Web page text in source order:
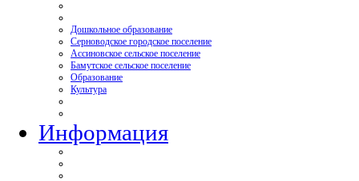
Дошкольное образование
Серноводское городское поселение
Ассиновское сельское поселение
Бамутское сельское поселение
Образование
Культура
Информация